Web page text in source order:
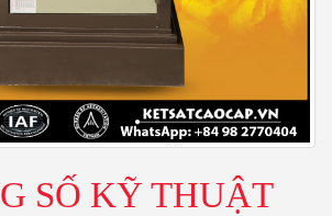
SỐ KỸ THUẬT